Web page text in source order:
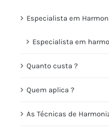
Especialista em
Especialista em
Quanto custa ?
Quem aplica ?
As Técnicas de